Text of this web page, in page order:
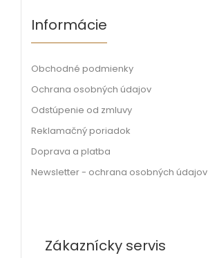
Informácie
Obchodné podmienky
Ochrana osobných údajov
Odstúpenie od zmluvy
Reklamačný poriadok
Doprava a platba
Newsletter - ochrana osobných údajov
Zákaznícky servis